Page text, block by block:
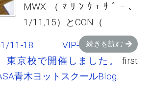
MWX（ﾏﾘﾝｳｪｻﾞｰ、
1/11,15）とCON（
続きを読む
1/11-18 VIP-
京校で開催しました。
first
青木ヨットスクールBlog.